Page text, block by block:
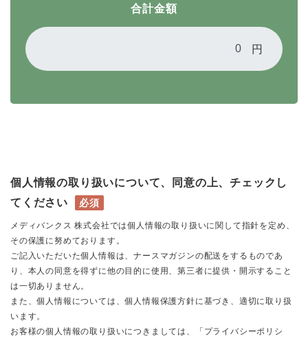
合計金額
円
個人情報の取り扱いについて、同意の上、チェックし
てください
必須
メディバンクス 株式会社では個人情報の取り扱いに関して指針を定め、
その保護に努めております。
ご記入いただいた個人情報は、ナースマガジンの配送をするものであ
り、本人の同意を得ずに他の目的に使用、第三者に提供・開示すること
は一切ありません。
また、個人情報については、個人情報保護方針に基づき、適切に取り扱
います。
お客様の個人情報の取り扱いにつきましては、「プライバシーポリシ